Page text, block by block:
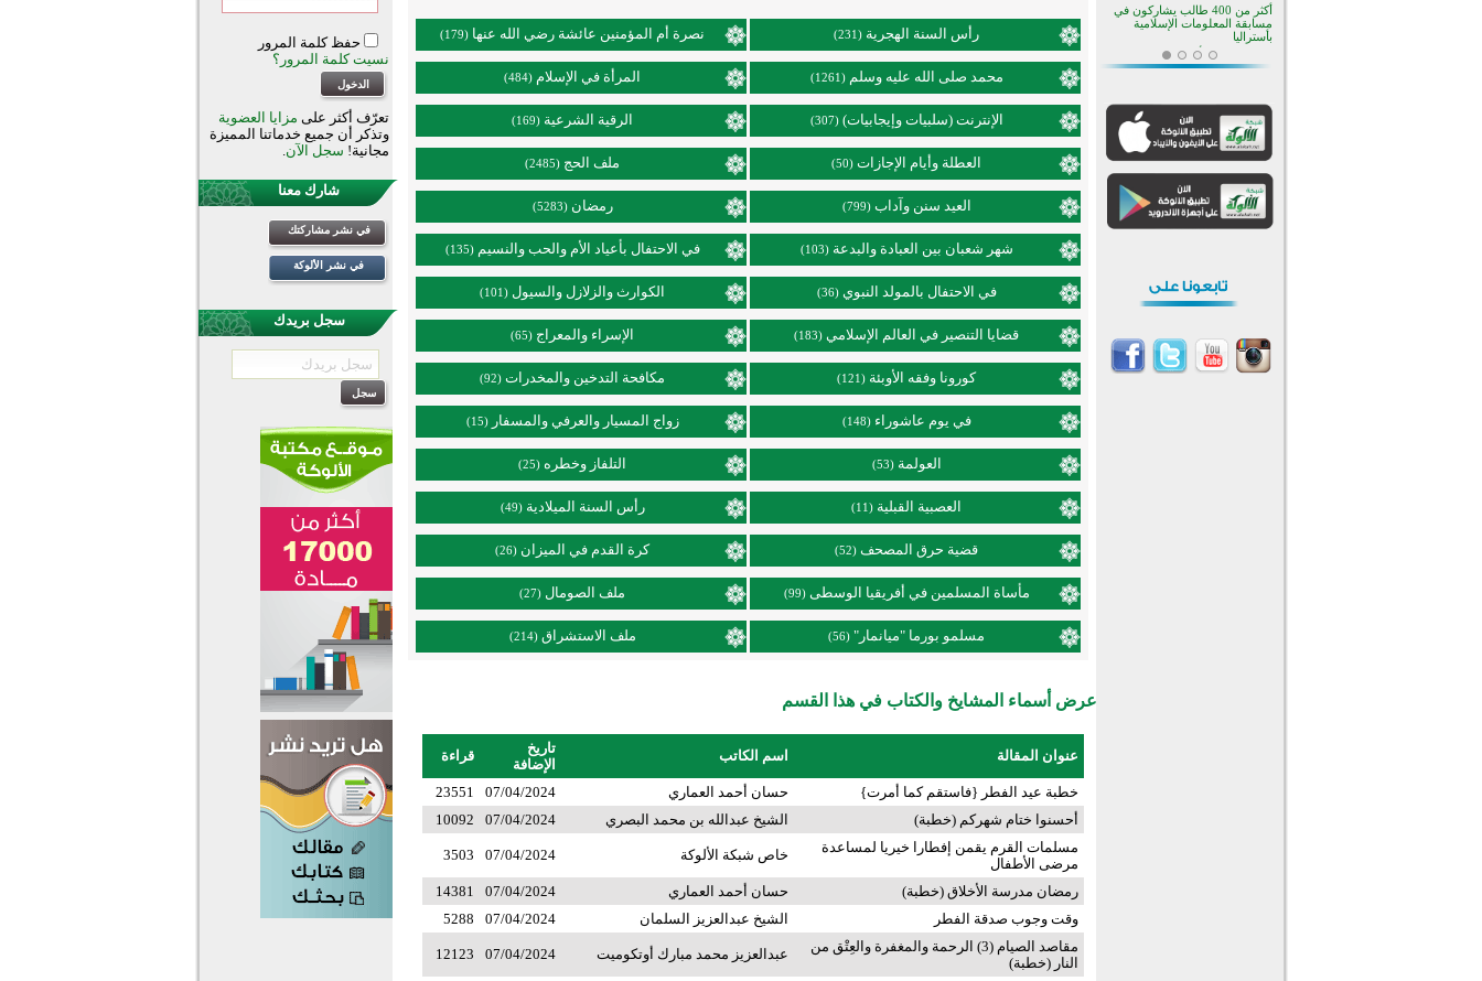
رأس السنة الهجرية (231) نصرة أم المؤمنين عائشة رضي الله عنها (179)
محمد صلى الله عليه وسلم (1261) المرأة في الإسلام (484)
الإنترنت (سلبيات وإيجابيات) (307) الرقية الشرعية (169)
العطلة وأيام الإجازات (50) ملف الحج (2485)
العيد سنن وآداب (799) رمضان (5283)
شهر شعبان بين العبادة والبدعة (103) في الاحتفال بأعياد الأم والحب والنسيم (135)
في الاحتفال بالمولد النبوي (36) الكوارث والزلازل والسيول (101)
قضايا التنصير في العالم الإسلامي (183) الإسراء والمعراج (65)
كورونا وفقه الأوبئة (121) مكافحة التدخين والمخدرات (92)
في يوم عاشوراء (148) زواج المسيار والعرفي والمسفار (15)
العولمة (53) التلفاز وخطره (25)
العصبية القبلية (11) رأس السنة الميلادية (49)
قضية حرق المصحف (52) كرة القدم في الميزان (26)
مأساة المسلمين في أفريقيا الوسطى (99) ملف الصومال (27)
مسلمو بورما "ميانمار" (56) ملف الاستشراق (214)
عرض أسماء المشايخ والكتاب في هذا القسم
عنوان المقالة اسم الكاتب
تاريخ
الإضافة
قراءة
خطبة عيد الفطر {فاستقم كما أمرت} حسان أحمد العماري 07/04/2024
23551
أحسنوا ختام شهركم (خطبة)
الشيخ عبدالله بن محمد البصري 07/04/2024
10092
مسلمات القرم يقمن إفطارا خيريا لمساعدة
مرضى الأطفال
خاص شبكة الألوكة 07/04/2024
3503
رمضان مدرسة الأخلاق (خطبة) حسان أحمد العماري 07/04/2024
14381
وقت وجوب صدقة الفطر
الشيخ عبدالعزيز السلمان 07/04/2024
5288
مقاصد الصيام (3) الرحمة والمغفرة والعِتْق من
النار (خطبة)
عبدالعزيز محمد مبارك أوتكوميت 07/04/2024
12123
حفظ كلمة المرور
نسيت كلمة المرور؟
تعرّف أكثر على مزايا العضوية
وتذكر أن جميع خدماتنا المميزة
مجانية! سجل الآن.
شارك معنا
في نشر مشاركتك
في نشر الألوكة
سجل بريدك
أكثر من 400 طالب يشاركون في
مسابقة المعلومات الإسلامية
بأستراليا
افتتاح تاريخي لأول مسجد في بلييفليا
بالجبل الأسود منذ أكثر من قرن
مسجد جديد في أجواء إيمانية مميزة
أكبر مشروع إسلامي في ريف
أستراليا يفتتح أبوابه بعد سنوات من
القرآن والتربية في صدارة البرامج
الصيفية للمسلمين في بينزا
وساراتوف وموردوفيا هذا العام
اختتام الدورة التاسعة لمسابقة حفظ
القيم وبناء الشخصية للشباب
المسلمين
أكثر من 400 طالب يشاركون في
مسابقة المعلومات الإسلامية